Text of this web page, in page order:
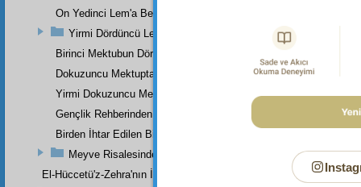
Bu
On Yedinci Lem'a Beşinci Nota
Yirmi Dördüncü Lem'a
Birinci Mektubun Dördüncü Suali
Dokuzuncu Mektuptan
Yirmi Dokuzuncu Mektup Beşinci Risale Olan Beşinci Kısım
Gençlik Rehberinden
Birden İhtar Edilen Bir Mes'ele-i Mühimme
Meyve Risalesinden
El-Hüccetü'z-Zehra'nın İkinci Makamı